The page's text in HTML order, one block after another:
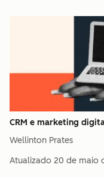
CRM e marketing
Wellinton Prates
Atualizado 20 de maio